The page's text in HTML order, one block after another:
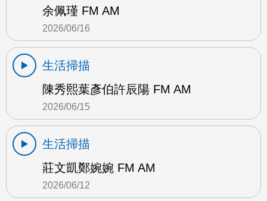
余佩瑾 FM AM
2026/06/16
生活掃描
陳秀熙葉彥伯許辰陽 FM AM
2026/06/15
生活掃描
莊文凱鄭婉婉 FM AM
2026/06/12